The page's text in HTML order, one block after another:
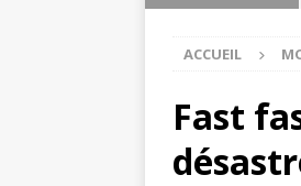
ACCUEIL
Fast